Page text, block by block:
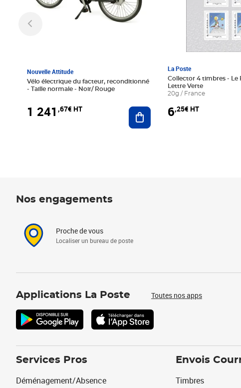
Nouvelle Attitude
Vélo électrique du facteur, reconditionné
- Taille normale - Noir/ Rouge
1 241 ,67€ HT Ajouter au panier
La Poste
Collector 4 timbres - Le
Lettre Verte
20g / France
6,25€ HT
Nos engagements
Proche de vous
Localiser un bureau de poste
Applications La Poste Toutes nos apps
Services Pros
Déménagement/Absence
Envois
Timbres